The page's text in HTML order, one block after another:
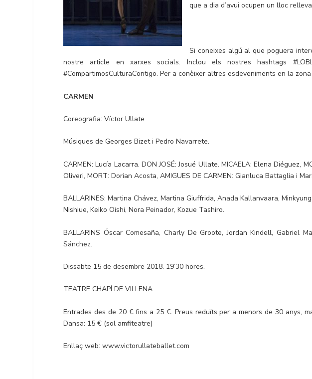
que a dia d’avui ocupen un lloc
Si coneixes algú al que poguera
nostre article en xarxes socials. Inclou els nostres hashtags
#CompartimosCulturaContigo. Per a conèixer altres esdeveniments en la
CARMEN
Coreografia: Víctor Ullate
Músiques de Georges Bizet i Pedro Navarrete.
CARMEN: Lucía Lacarra. DON JOSÉ: Josué Ullate. MICAELA: Elena Diéguez,
Oliveri, MORT: Dorian Acosta, AMIGUES DE CARMEN: Gianluca Battaglia i
BALLARINES: Martina Chávez, Martina Giuffrida, Anada Kallanvaara,
Nishiue, Keiko Oishi, Nora Peinador, Kozue Tashiro.
BALLARINS Óscar Comesaña, Charly De Groote, Jordan Kindell, Gabriel
Sánchez.
Dissabte 15 de desembre 2018. 19’30 hores.
TEATRE CHAPÍ DE VILLENA
Entrades des de 20 € fins a 25 €. Preus reduïts per a menors de 30 anys,
Dansa: 15 € (sol amfiteatre)
Enllaç web: www.victorullateballet.com